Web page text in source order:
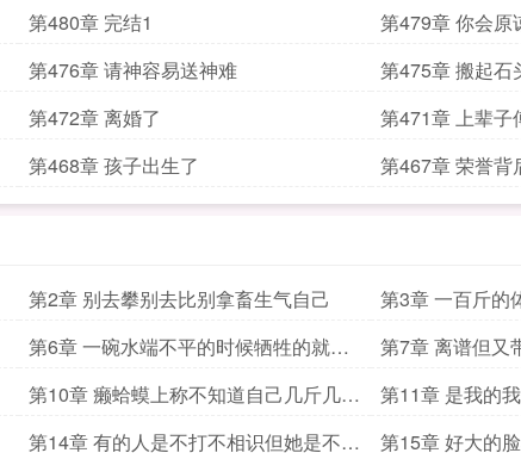
第480章 完结1 第479章 你会原
第476章 请神容易送神难 第475章 搬起石
第472章 离婚了 第471章 上辈子
第468章 孩子出生了 第467章 荣誉背
第2章 别去攀别去比别拿畜生气自己 第3章 一百斤的
第6章 一碗水端不平的时候牺牲的就是
最好说话的
第7章 离谱但又
第10章 癞蛤蟆上称不知道自己几斤几两
重
第11章 是我的
抢过来
第14章 有的人是不打不相识但她是不打
第15章 好大的